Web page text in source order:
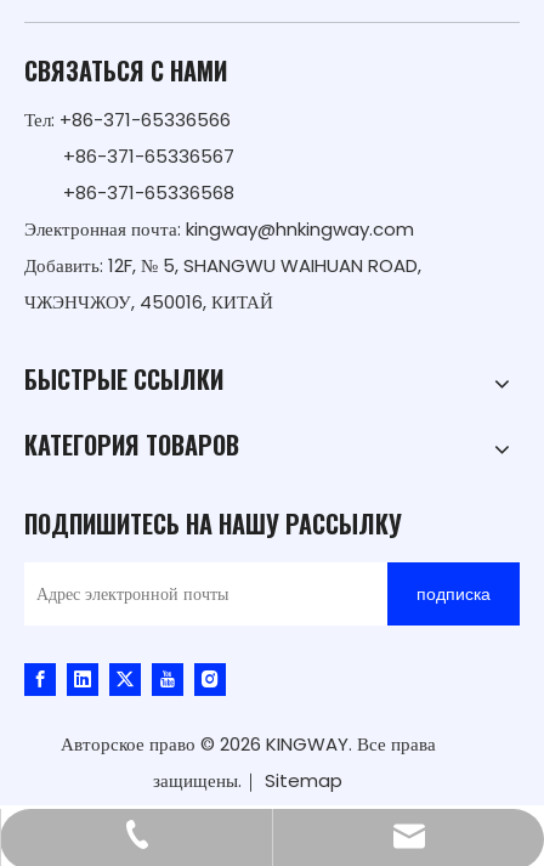
СВЯЗАТЬСЯ С НАМИ
Тел: +86-371-65336566
+86-371-65336567
+86-371-65336568
Электронная почта: kingway@hnkingway.com
Добавить: 12F, № 5, SHANGWU WAIHUAN ROAD,
ЧЖЭНЧЖОУ, 450016, КИТАЙ
БЫСТРЫЕ ССЫЛКИ
КАТЕГОРИЯ ТОВАРОВ
ПОДПИШИТЕСЬ НА НАШУ РАССЫЛКУ
подписка
Авторское право © 2026 KINGWAY. Все права
защищены.｜ Sitemap